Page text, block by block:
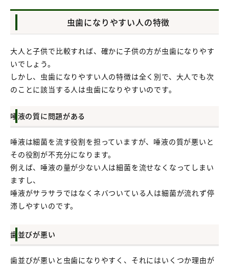
虫歯になりやすい人の特徴
大人と子供で比較すれば、確かに子供の方が虫歯になりやす
いでしょう。
しかし、虫歯になりやすい人の特徴は全く別で、大人でも次
のことに該当する人は虫歯になりやすいのです。
唾液の質に問題がある
唾液は細菌を流す役割を担っていますが、唾液の質が悪いと
その役割が不充分になります。
例えば、唾液の量が少ない人は細菌を流せなくなってしまい
ますし、
唾液がサラサラではなくネバついている人は細菌が流れず停
滞しやすいのです。
歯並びが悪い
歯並びが悪いと虫歯になりやすく、それにはいくつか理由が